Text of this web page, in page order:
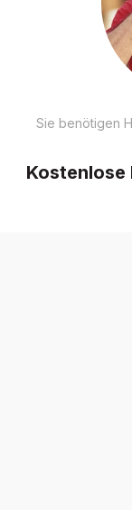
Sie benötigen
Kostenlose